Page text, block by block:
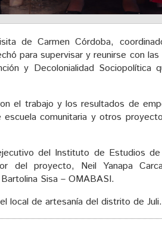
de Carmen Córdoba,
para supervisar y reunirse con
y Decolonialidad Sociopolítica
el trabajo y los resultados de
comunitaria y otros
del Instituto de Estudios de
del proyecto, Neil Yanapa
Sisa – OMABASI.
local de artesanía del distrito de Juli.